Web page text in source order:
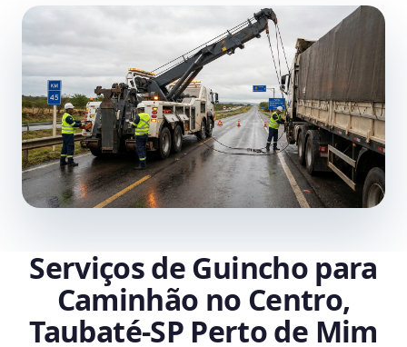
Serviços de Guincho para
Caminhão no Centro,
Taubaté‑SP Perto de Mim